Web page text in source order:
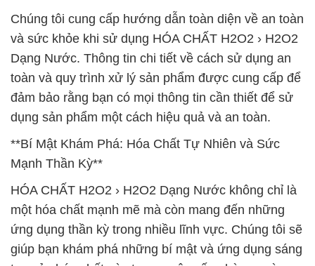
Chúng tôi cung cấp hướng dẫn toàn diện về an toàn
và sức khỏe khi sử dụng HÓA CHẤT H2O2 › H2O2
Dạng Nước. Thông tin chi tiết về cách sử dụng an
toàn và quy trình xử lý sản phẩm được cung cấp để
đảm bảo rằng bạn có mọi thông tin cần thiết để sử
dụng sản phẩm một cách hiệu quả và an toàn.
**Bí Mật Khám Phá: Hóa Chất Tự Nhiên và Sức
Mạnh Thần Kỳ**
HÓA CHẤT H2O2 › H2O2 Dạng Nước không chỉ là
một hóa chất mạnh mẽ mà còn mang đến những
ứng dụng thần kỳ trong nhiều lĩnh vực. Chúng tôi sẽ
giúp bạn khám phá những bí mật và ứng dụng sáng